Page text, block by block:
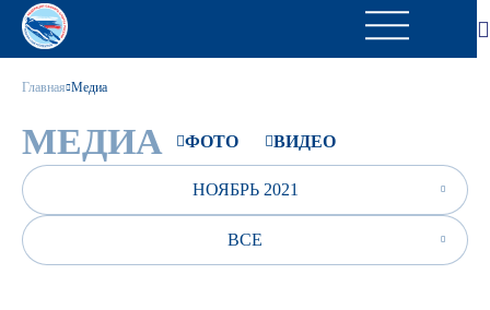
Главная Медиа
МЕДИА ФОТО ВИДЕО
НОЯБРЬ 2021
ВСЕ